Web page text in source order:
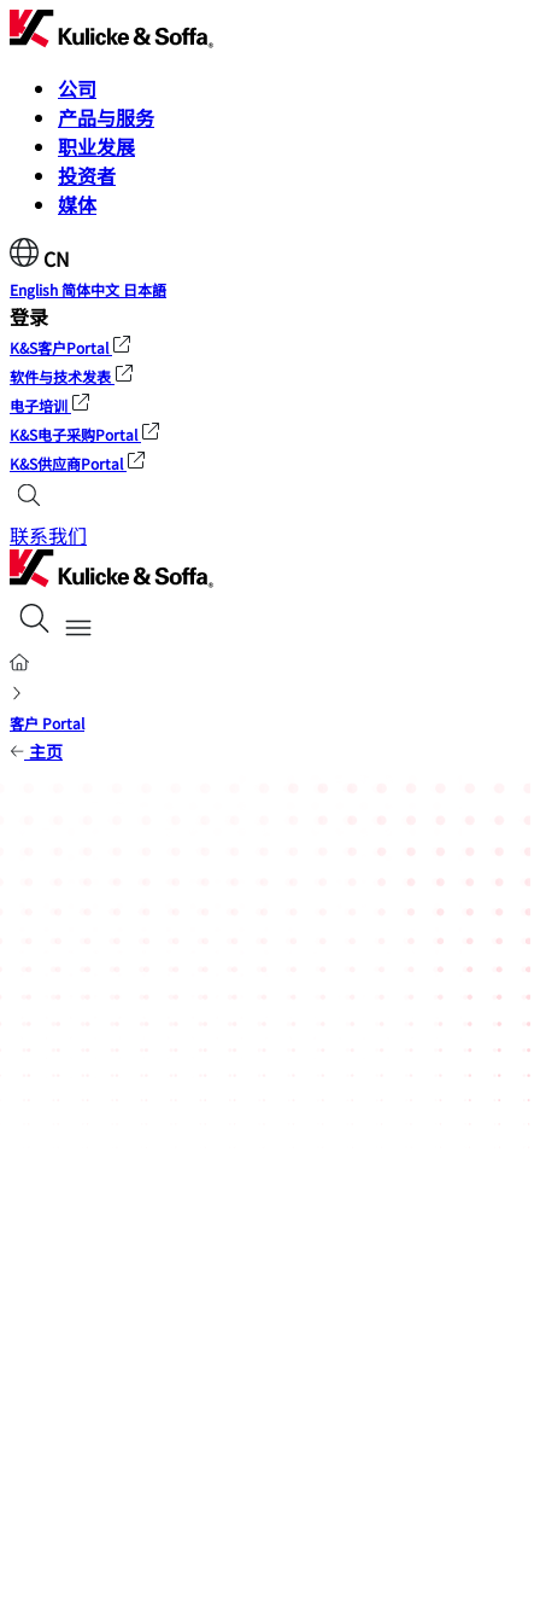
公司
产品与服务
职业发展
投资者
媒体
CN
English简体中文 日本語
登录
K&S客户Portal
软件与技术发表
电子培训
K&S电子采购Portal
K&S供应商Portal
联系我们
客户 Portal
主页